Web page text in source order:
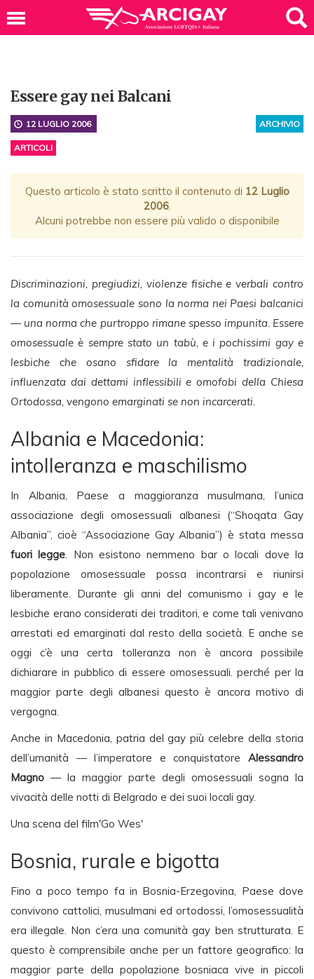
Essere gay nei Balcani
ARCHIVIO
12 LUGLIO 2006
ARTICOLI
Questo articolo è stato scritto il contenuto di 12 Luglio
2006.
Alcuni potrebbe non essere più valido o disponibile
Discriminazioni, pregiudizi, violenze fisiche e verbali contro
la comunità omosessuale sono la norma nei Paesi balcanici
— una norma che purtroppo rimane spesso impunita. Essere
omosessuale è sempre stato un tabù, e i pochissimi gay e
lesbiche che osano sfidare la mentalità tradizionale,
influenzata dai dettami inflessibili e omofobi della Chiesa
Ortodossa, vengono emarginati se non incarcerati.
Albania e Macedonia:
intolleranza e maschilismo
In Albania, Paese a maggioranza musulmana, l’unica
associazione degli omosessuali albanesi (“Shoqata Gay
Albania”, cioè “Associazione Gay Albania”) è stata messa
fuori legge. Non esistono nemmeno bar o locali dove la
popolazione omosessuale possa incontrarsi e riunirsi
liberamente. Durante gli anni del comunismo i gay e le
lesbiche erano considerati dei traditori, e come tali venivano
arrestati ed emarginati dal resto della società. E anche se
oggi c’è una certa tolleranza non è ancora possibile
dichiarare in pubblico di essere omosessuali. perché per la
maggior parte degli albanesi questo è ancora motivo di
vergogna.
Anche in Macedonia, patria del gay più celebre della storia
dell’umanità — l’imperatore e conquistatore Alessandro
Magno — la maggior parte degli omosessuali sogna la
vivacità delle notti di Belgrado e dei suoi locali gay.
Una scena del film'Go Wes'
Bosnia, rurale e bigotta
Fino a poco tempo fa in Bosnia-Erzegovina, Paese dove
convivono cattolici, musulmani ed ortodossi, l’omosessualità
era illegale. Non c’era una comunità gay ben strutturata. E
questo è comprensibile anche per un fattore geografico: la
maggior parte della popolazione bosniaca vive in piccoli